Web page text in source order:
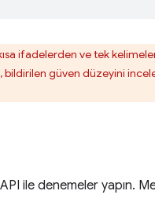
ifadelerden ve tek
bildirilen güven düzeyini
ile denemeler yapın.